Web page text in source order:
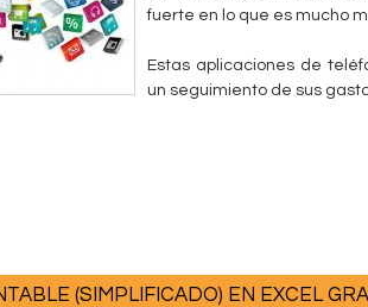
fuerte en lo que es mucho
Estas aplicaciones de
un seguimiento de sus
(SIMPLIFICADO) EN EXCEL